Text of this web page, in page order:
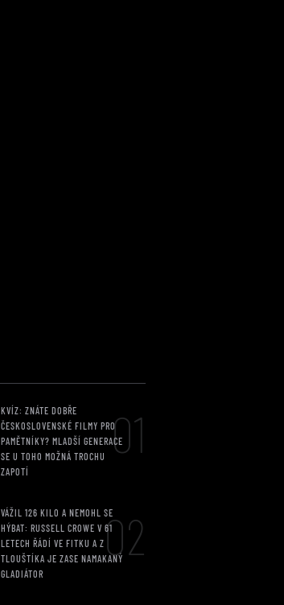
KVÍZ: ZNÁTE DOBŘE
ČESKOSLOVENSKÉ FILMY PRO
PAMĚTNÍKY? MLADŠÍ GENERACE
SE U TOHO MOŽNÁ TROCHU
ZAPOTÍ
01
VÁŽIL 126 KILO A NEMOHL SE
HÝBAT: RUSSELL CROWE V 61
LETECH ŘÁDÍ VE FITKU A Z
TLOUŠTÍKA JE ZASE NAMAKANÝ
GLADIÁTOR
02